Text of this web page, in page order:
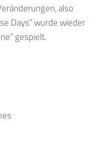
also
Days” wurde wieder
gespielt.